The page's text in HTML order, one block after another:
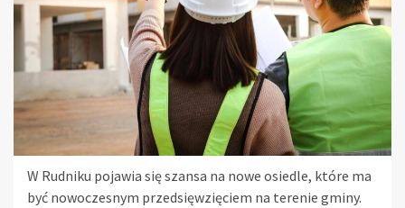
W Rudniku pojawia się szansa na nowe osiedle, które ma
być nowoczesnym przedsięwzięciem na terenie gminy.